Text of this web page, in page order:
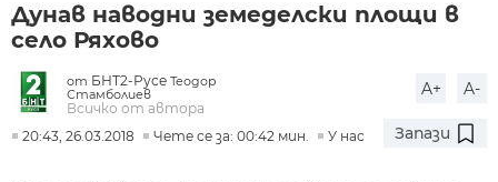
Дунав наводни земеделски площи в
село Ряхово
от БНТ2-Русе Теодор
Стамболиев
Всичко от автора
A+ A-
20:43, 26.03.2018 Чете се за: 00:42 мин. У нас Запази